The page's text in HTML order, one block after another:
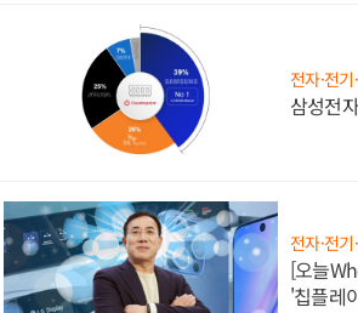
전자·전
삼성전
전자·전
[오늘
'칩플레